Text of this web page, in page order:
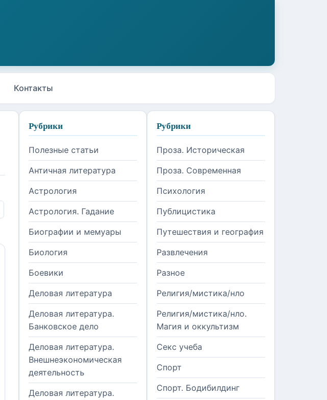
Контакты
Рубрики
Полезные статьи
Античная литература
Астрология
Астрология. Гадание
Биографии и мемуары
Биология
Боевики
Деловая литература
Деловая литература.
Банковское дело
Деловая литература.
Внешнеэкономическая
деятельность
Деловая литература.
Рубрики
Проза. Историческая
Проза. Современная
Психология
Публицистика
Путешествия и география
Развлечения
Разное
Религия/мистика/нло
Религия/мистика/нло.
Магия и оккультизм
Секс учеба
Спорт
Спорт. Бодибилдинг